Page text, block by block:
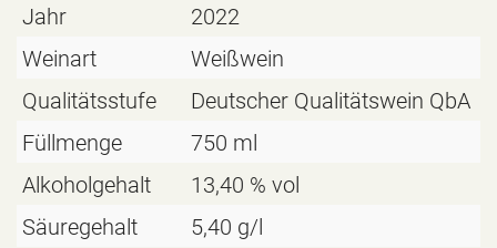
Jahr
2022
Weinart
Weißwein
Qualitätsstufe
Deutscher Qualitätswein QbA
Füllmenge
750 ml
Alkoholgehalt
13,40 % vol
Säuregehalt
5,40 g/l